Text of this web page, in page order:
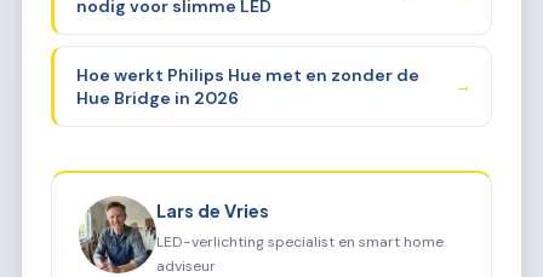
nodig voor slimme LED
Hoe werkt Philips Hue met en zonder de
Hue Bridge in 2026
→
Lars de Vries
LED-verlichting specialist en smart home
adviseur